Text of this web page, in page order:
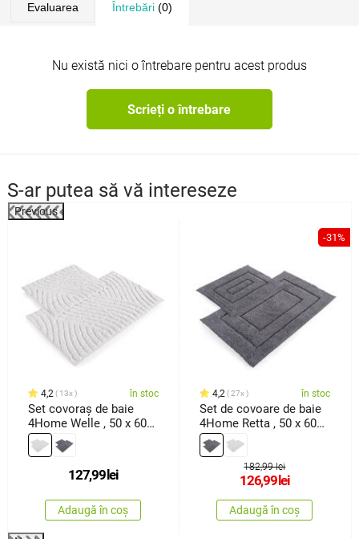
Evaluarea Întrebări(0)
Nu există nici o întrebare pentru acest produs
Scrieți o întrebare
S-ar putea să vă intereseze
Previous
4,2 13x în stoc
Set covoraș de baie
4Home Welle , 50 x 60
cm, 60 x100 cm
127,99 lei
Adaugă în coș
-31%
4,2 27x în stoc
Set de covoare de baie
4Home Retta , 50 x 60
cm,60 x 100 cm
182,99 lei
126,99 lei
Adaugă în coș